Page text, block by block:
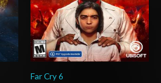
Far Cry 6